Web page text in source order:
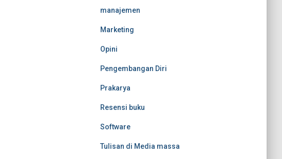
manajemen
Marketing
Opini
Pengembangan Diri
Prakarya
Resensi buku
Software
Tulisan di Media massa